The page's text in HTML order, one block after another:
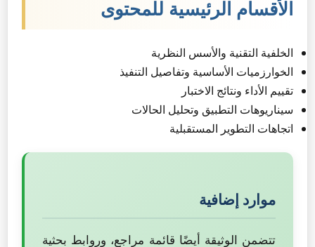
الأقسام الرئيسية للمحتوى
الخلفية التقنية والأسس النظرية
الخوارزميات الأساسية وتفاصيل التنفيذ
تقييم الأداء ونتائج الاختبار
سيناريوهات التطبيق وتحليل الحالات
اتجاهات التطوير المستقبلية
موارد إضافية
تتضمن الوثيقة أيضًا قائمة مراجع، وروابط بحثية